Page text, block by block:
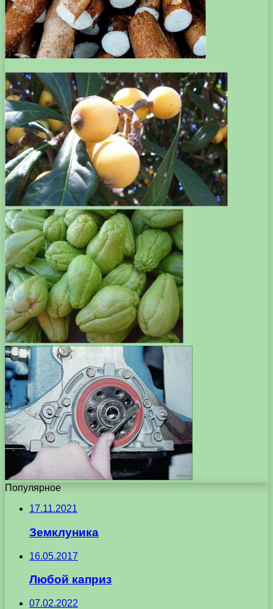
Популярное
17.11.2021
Земклуника
16.05.2017
Любой каприз
07.02.2022